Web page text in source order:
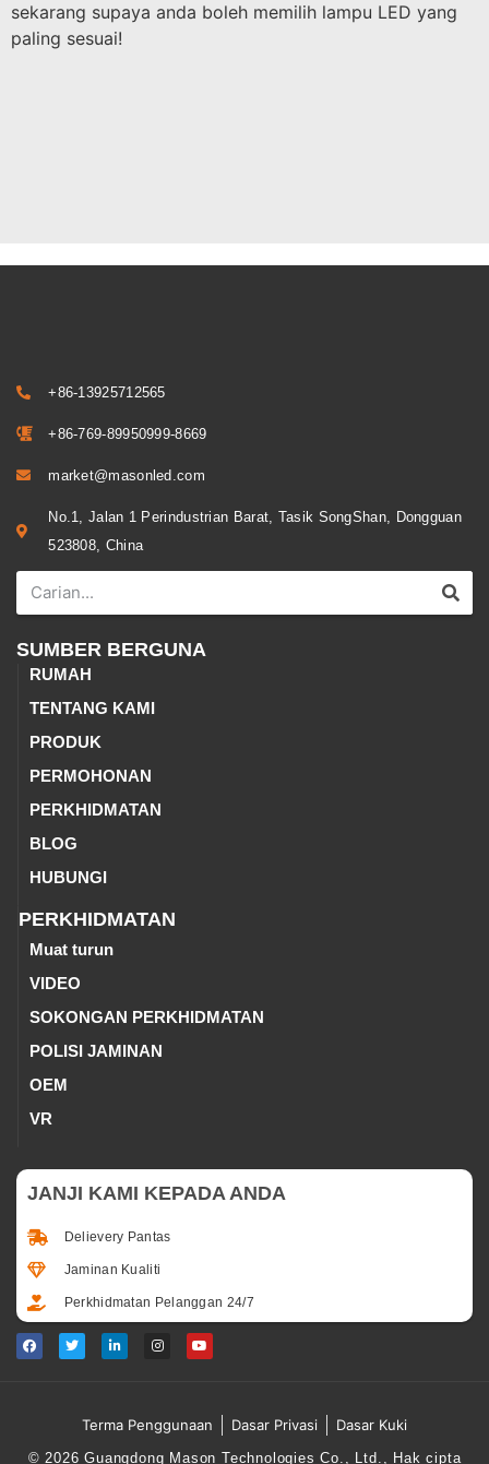
sekarang supaya anda boleh memilih lampu LED yang
paling sesuai!
+86-13925712565
+86-769-89950999-8669
market@masonled.com
No.1, Jalan 1 Perindustrian Barat, Tasik SongShan, Dongguan
523808, China
SUMBER BERGUNA
RUMAH
TENTANG KAMI
PRODUK
PERMOHONAN
PERKHIDMATAN
BLOG
HUBUNGI
PERKHIDMATAN
Muat turun
VIDEO
SOKONGAN PERKHIDMATAN
POLISI JAMINAN
OEM
VR
JANJI KAMI KEPADA ANDA
Delievery Pantas
Jaminan Kualiti
Perkhidmatan Pelanggan 24/7
Terma Penggunaan Dasar Privasi Dasar Kuki
© 2026 Guangdong Mason Technologies Co., Ltd., Hak cipta